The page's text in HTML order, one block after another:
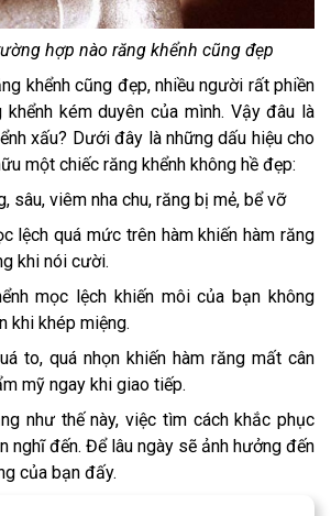
hợp nào răng khểnh cũng đẹp
khểnh cũng đẹp, nhiều người rất phiền
khểnh kém duyên của mình. Vậy đâu là
xấu? Dưới đây là những dấu hiệu cho
một chiếc răng khểnh không hề đẹp:
sâu, viêm nha chu, răng bị mẻ, bể vỡ
lệch quá mức trên hàm khiến hàm răng
khi nói cười.
mọc lệch khiến môi của bạn không
khi khép miệng.
to, quá nhọn khiến hàm răng mất cân
mỹ ngay khi giao tiếp.
như thế này, việc tìm cách khắc phục
nghĩ đến. Để lâu ngày sẽ ảnh hưởng đến
của bạn đấy.